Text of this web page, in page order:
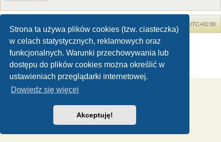
Strona ta używa plików cookies (tzw. ciasteczka)
w celach statystycznych, reklamowych oraz
funkcjonalnych. Warunki przechowywania lub
dostępu do plików cookies można określić w
ustawieniach przeglądarki internetowej.
Dowiedz się więcej
Akceptuję!
UTC+01:00
Dinozaury.com© 2006-2020
Technologię dostarczaphpBB® Forum Software © phpBB Limited
Zasady ochrony danych osobowych|Regulamin